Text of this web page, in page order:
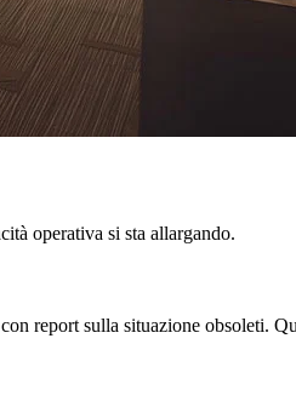
operativa si sta allargando.
report sulla situazione obsoleti.